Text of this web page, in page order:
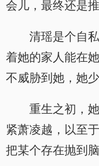
会儿，最终还是
清瑶是个自
着她的家人能在
不威胁到她，她
重生之初，
紧萧凌越，以至
把某个存在抛到脑